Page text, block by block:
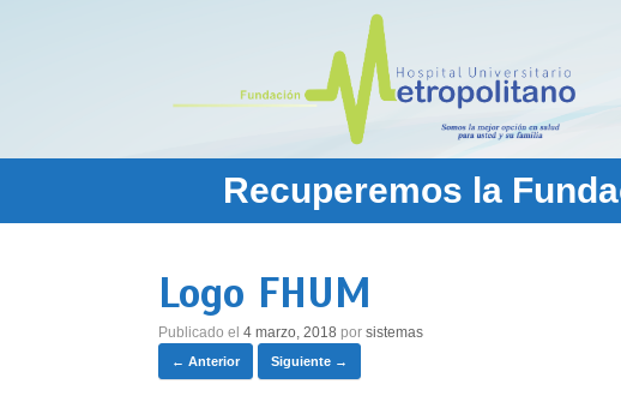
Recuperemos la
Logo FHUM
Publicado el 4 marzo, 2018 por sistemas
← Anterior Siguiente →